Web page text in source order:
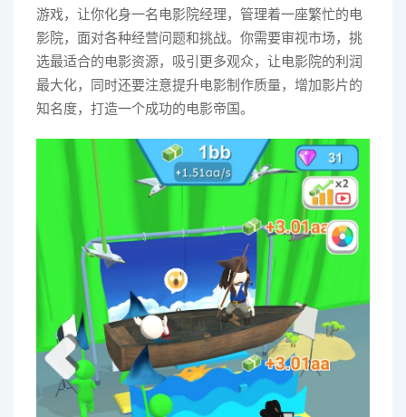
游戏，让你化身一名电影院经理，管理着一座繁忙的电
影院，面对各种经营问题和挑战。你需要审视市场，挑
选最适合的电影资源，吸引更多观众，让电影院的利润
最大化，同时还要注意提升电影制作质量，增加影片的
知名度，打造一个成功的电影帝国。